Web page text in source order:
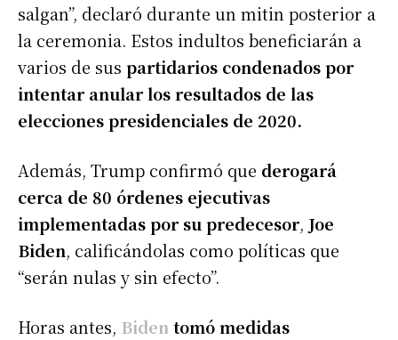
salgan”, declaró durante un mitin posterior a
la ceremonia. Estos indultos beneficiarán a
varios de sus partidarios condenados por
intentar anular los resultados de las
elecciones presidenciales de 2020.
Además, Trump confirmó que derogará
cerca de 80 órdenes ejecutivas
implementadas por su predecesor, Joe
Biden, calificándolas como políticas que
“serán nulas y sin efecto”.
Horas antes, Biden tomó medidas